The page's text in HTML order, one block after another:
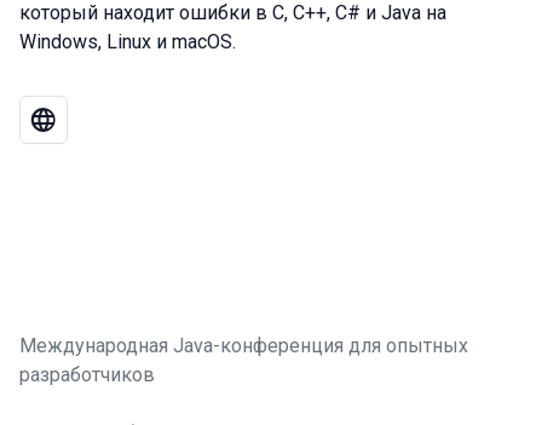
который находит ошибки в C, C++, C# и Java на
Windows, Linux и macOS.
Международная Java-конференция для опытных
разработчиков